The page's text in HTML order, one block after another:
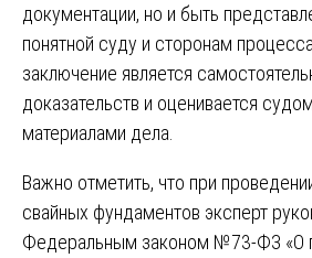
документации, но и быть
понятной суду и сторонам
заключение является
доказательств и оценивается
материалами дела.
Важно отметить, что при
свайных фундаментов эксперт
Федеральным законом №73-ФЗ «О